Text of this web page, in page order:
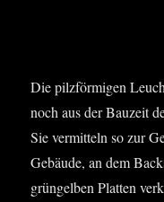
Die pilz­för­mi­gen
noch aus der Bau­zeit
Sie ver­mit­teln so zur
Gebäu­de, an dem
grün­gel­ben Plat­ten